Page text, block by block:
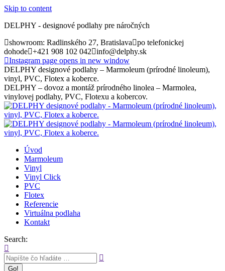
Skip to content
DELPHY - designové podlahy pre náročných
showroom: Radlinského 27, Bratislava
po telefonickej
dohode +421 908 102 042
info@delphy.sk
Instagram page opens in new window
DELPHY designové podlahy – Marmoleum (prírodné linoleum),
vinyl, PVC, Flotex a koberce.
DELPHY – dovoz a montáž prírodného linolea – Marmolea,
vinylovej podlahy, PVC, Flotexu a kobercov.
Úvod
Marmoleum
Vinyl
Vinyl Click
PVC
Flotex
Referencie
Virtuálna podlaha
Kontakt
Search: